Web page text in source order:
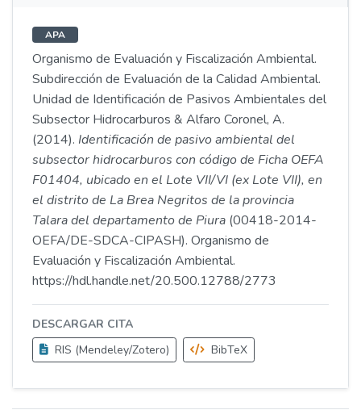
APA
Organismo de Evaluación y Fiscalización Ambiental.
Subdirección de Evaluación de la Calidad Ambiental.
Unidad de Identificación de Pasivos Ambientales del
Subsector Hidrocarburos & Alfaro Coronel, A.
(2014). Identificación de pasivo ambiental del
subsector hidrocarburos con código de Ficha OEFA
F01404, ubicado en el Lote VII/VI (ex Lote VII), en
el distrito de La Brea Negritos de la provincia
Talara del departamento de Piura (00418-2014-
OEFA/DE-SDCA-CIPASH). Organismo de
Evaluación y Fiscalización Ambiental.
https://hdl.handle.net/20.500.12788/2773
DESCARGAR CITA
RIS (Mendeley/Zotero)
BibTeX